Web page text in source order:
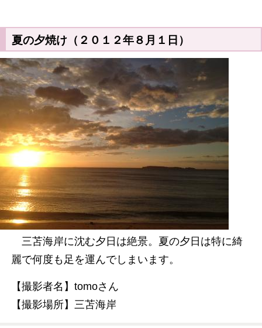
夏の夕焼け（２０１２年８月１日）
三苫海岸に沈む夕日は絶景。夏の夕日は特に綺
麗で何度も足を運んでしまいます。
【撮影者名】tomoさん
【撮影場所】三苫海岸